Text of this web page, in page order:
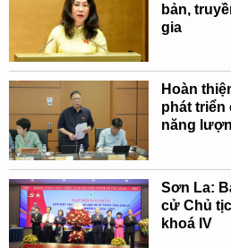
bản,
gia
Hoàn
phát triển
năng
Sơn La:
cử Chủ
khoá IV